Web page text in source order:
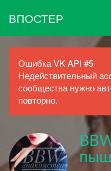
ВПОСТЕР
Ошибка VK API #5
Недействительный
сообщества нужно
повторно.